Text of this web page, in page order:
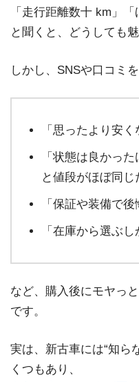
「走行距離数十 km」
と聞くと、どうしても
しかし、SNSや口コミ
「思ったより安く
「状態は良かっ
と値段がほぼ同じ
「保証や装備で後
「在庫から選ぶ
など、購入後にモヤっ
です。
実は、新古車には“知ら
くつもあり、